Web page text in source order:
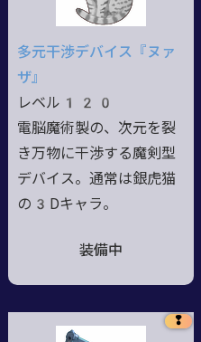
多元干渉デバイス『ヌァ
ザ』
レベル120
電脳魔術製の、次元を裂
き万物に干渉する魔剣型
デバイス。通常は銀虎猫
の3Dキャラ。
装備中
❢